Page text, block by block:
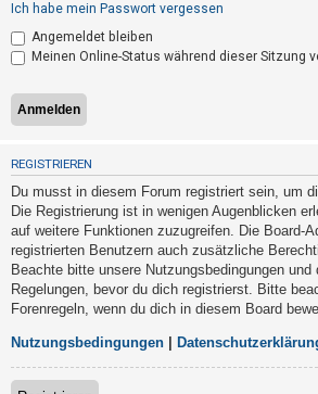
R
e
i
s
t
r
i
e
r
e
n
U
Ich habe mein Passwort vergessen
Angemeldet bleiben
Meinen Online-Status während dieser Sitzung
REGISTRIEREN
Du musst in diesem Forum registriert sein, um
Die Registrierung ist in wenigen Augenblicken
auf weitere Funktionen zuzugreifen. Die Board-
registrierten Benutzern auch zusätzliche
Beachte bitte unsere Nutzungsbedingungen und
Regelungen, bevor du dich registrierst. Bitte
Forenregeln, wenn du dich in diesem Board
Nutzungsbedingungen